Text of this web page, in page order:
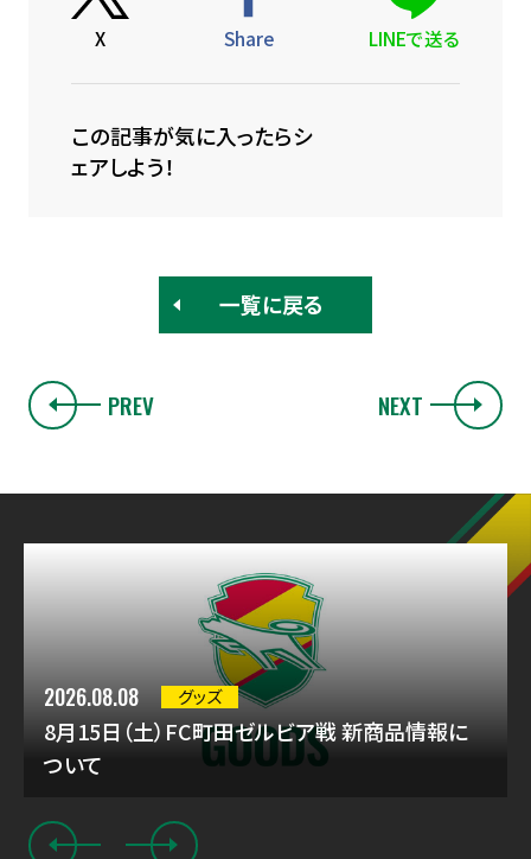
X Share LINEで送る
この記事が気に入ったらシ
ェアしよう！
一覧に戻る
PREV NEXT
2026.08.08 グッズ
8月15日（土）FC町田ゼルビア戦 新商品情報に
ついて